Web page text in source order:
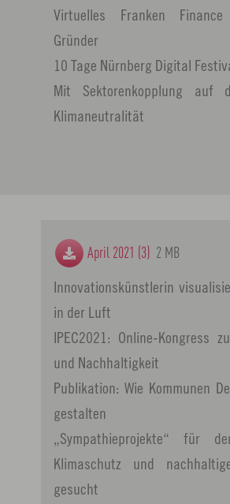
Virtuelles Franken
Gründer
10 Tage Nürnberg Digital
Mit Sektorenkopplung auf
Klimaneutralität
April 2021 (3) 2 MB
Innovationskünstlerin
in der Luft
IPEC2021: Online-Kongress
und Nachhaltigkeit
Publikation: Wie Kommunen
gestalten
„Sympathieprojekte“ für
Klimaschutz und
gesucht